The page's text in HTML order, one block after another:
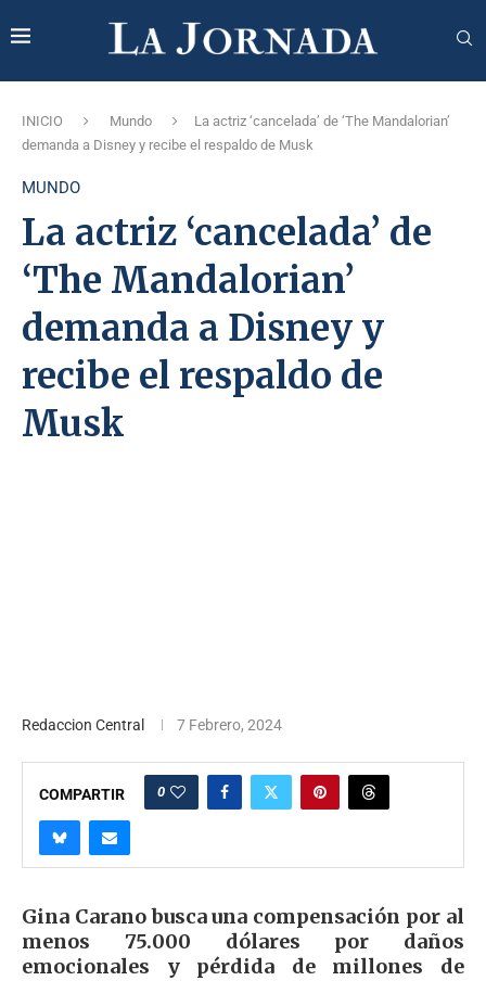
INICIO Mundo
La actriz ‘cancelada’ de ‘The Mandalorian’
demanda a Disney y recibe el respaldo de Musk
MUNDO
La actriz ‘cancelada’ de
‘The Mandalorian’
demanda a Disney y
recibe el respaldo de
Musk
Redaccion Central 7 Febrero, 2024
COMPARTIR 0
Gina Carano busca una compensación por al
menos 75.000 dólares por daños
emocionales y pérdida de millones de